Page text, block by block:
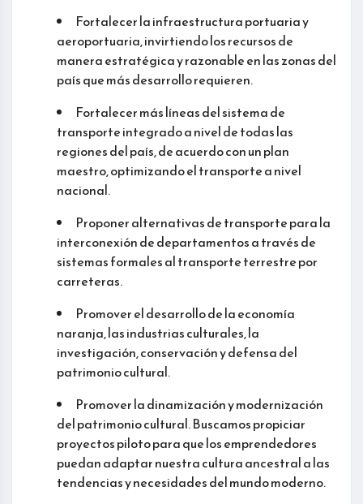
Fortalecer la infraestructura portuaria y
aeroportuaria, invirtiendo los recursos de
manera estratégica y razonable en las zonas del
país que más desarrollo requieren.
Fortalecer más líneas del sistema de
transporte integrado a nivel de todas las
regiones del país, de acuerdo con un plan
maestro, optimizando el transporte a nivel
nacional.
Proponer alternativas de transporte para la
interconexión de departamentos a través de
sistemas formales al transporte terrestre por
carreteras.
Promover el desarrollo de la economía
naranja, las industrias culturales, la
investigación, conservación y defensa del
patrimonio cultural.
Promover la dinamización y modernización
del patrimonio cultural. Buscamos propiciar
proyectos piloto para que los emprendedores
puedan adaptar nuestra cultura ancestral a las
tendencias y necesidades del mundo moderno.